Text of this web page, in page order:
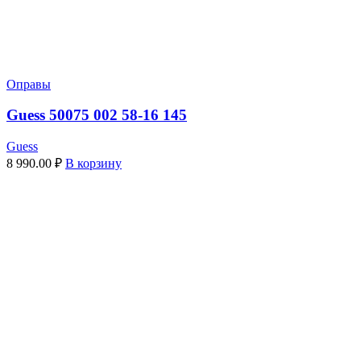
Оправы
Guess 50075 002 58-16 145
Guess
8 990.00 ₽ В корзину